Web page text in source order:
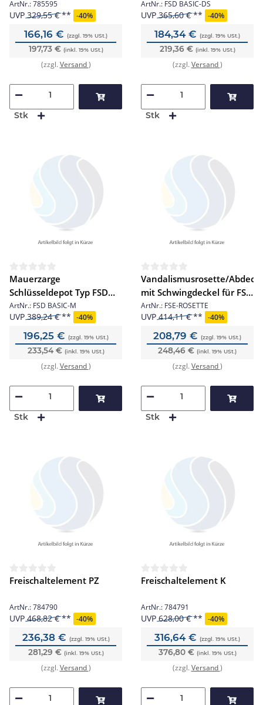
ArtNr.:785595
UVP329,55 € -40%
166,16 € (zzgl. 19% USt.)
197,73 € (inkl. 19% USt.)
(zzgl.Versand)
Stk
ArtNr.: FSD BASIC-DS
UVP365,60 € -40%
184,34 € (zzgl. 19% USt.)
219,36 € (inkl. 19% USt.)
(zzgl.Versand)
Stk
Mauerzarge
Schlüsseldepot Typ FSD
BASIC
ArtNr.: FSD BASIC-M
UVP389,24 € -40%
196,25 € (zzgl. 19% USt.)
233,54 € (inkl. 19% USt.)
(zzgl.Versand)
Stk
Vandalismusrosette/
mit Schwingdeckel für FSE-
KRUSE
ArtNr.: FSE-ROSETTE
UVP414,11 € -40%
208,79 € (zzgl. 19% USt.)
248,46 € (inkl. 19% USt.)
(zzgl.Versand)
Stk
Freischaltelement PZ
ArtNr.:784790
UVP468,82 € -40%
236,38 € (zzgl. 19% USt.)
281,29 € (inkl. 19% USt.)
(zzgl.Versand)
Freischaltelement K
ArtNr.:784791
UVP628,00 € -40%
316,64 € (zzgl. 19% USt.)
376,80 € (inkl. 19% USt.)
(zzgl.Versand)